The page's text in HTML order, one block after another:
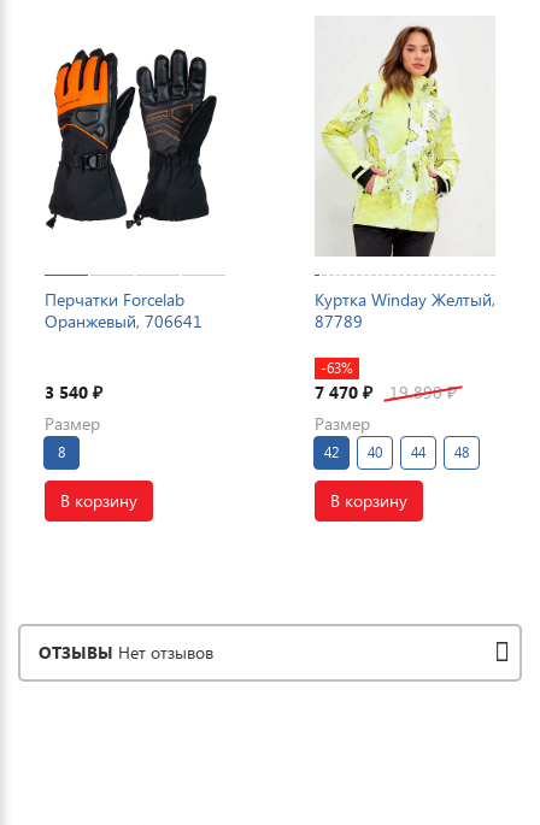
Перчатки Forcelab
Оранжевый, 706641
3 540 ₽
Размер
8
В корзину
Куртка Winday Желтый,
87789
-63%
7 470 ₽ 19 890₽
Размер
42 40 44 48
В корзину
ОТЗЫВЫ Нет отзывов